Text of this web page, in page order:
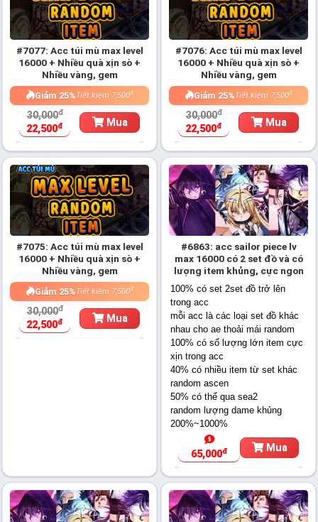
#7077: Acc túi mù max level
16000 + Nhiều quà xịn sò +
Nhiều vàng, gem
Giảm 25%Tiết kiệm 7,500đ
30,000đ
22,500đ Mua
#7076: Acc túi mù max level
16000 + Nhiều quà xịn sò +
Nhiều vàng, gem
Giảm 25%Tiết kiệm 7,500đ
30,000đ
22,500đ Mua
#7075: Acc túi mù max level
16000 + Nhiều quà xịn sò +
Nhiều vàng, gem
Giảm 25%Tiết kiệm 7,500đ
30,000đ
22,500đ Mua
#6863: acc sailor piece lv
max 16000 có 2 set đồ và có
lượng item khủng, cực ngon
100% có set 2set đồ trở lên
trong acc
mỗi acc là các loại set đồ khác
nhau cho ae thoải mái random
100% có số lượng lớn item cực
xịn trong acc
40% có nhiều item từ set khác
random ascen
50% có thể qua sea2
random lượng dame khủng
200%~1000%
65,000đ Mua